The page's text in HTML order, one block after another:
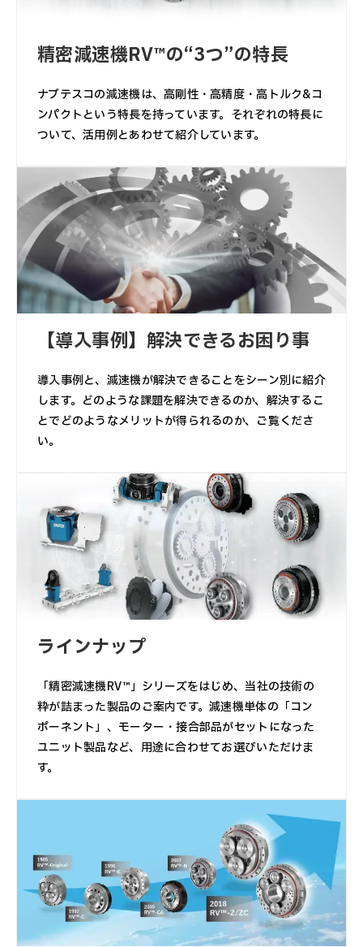
精密減速機RV™の“3つ”の特長
ナブテスコの減速機は、高剛性・高精度・高トルク&コ
ンパクトという特長を持っています。それぞれの特長に
ついて、活用例とあわせて紹介しています。
【導入事例】解決できるお困り事
導入事例と、減速機が解決できることをシーン別に紹介
します。どのような課題を解決できるのか、解決するこ
とでどのようなメリットが得られるのか、ご覧くださ
い。
ラインナップ
「精密減速機RV™」シリーズをはじめ、当社の技術の
粋が詰まった製品のご案内です。減速機単体の「コン
ポーネント」、モーター・接合部品がセットになった
ユニット製品など、用途に合わせてお選びいただけま
す。